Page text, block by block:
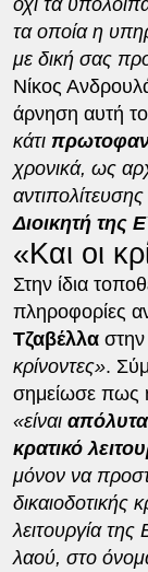
τα οποία η
με δική σας
Νίκος
άρνηση αυτή
κάτι
χρονικά, ως
αντιπολίτευσης
Διοικητή της
«Και οι
Στην ίδια
πληροφορίες
Τζαβέλλαστην
κρίνοντες».
σημείωσε πως
«είναι απόλυτα
κρατικό
μόνον να
δικαιοδοτικής
λειτουργία
λαού, στο